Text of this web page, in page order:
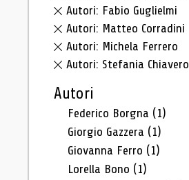
Autori: Fabio Guglielmi
Autori: Matteo Corradini
Autori: Michela Ferrero
Autori: Stefania Chiavero
Autori
Federico Borgna (1)
Giorgio Gazzera (1)
Giovanna Ferro (1)
Lorella Bono (1)